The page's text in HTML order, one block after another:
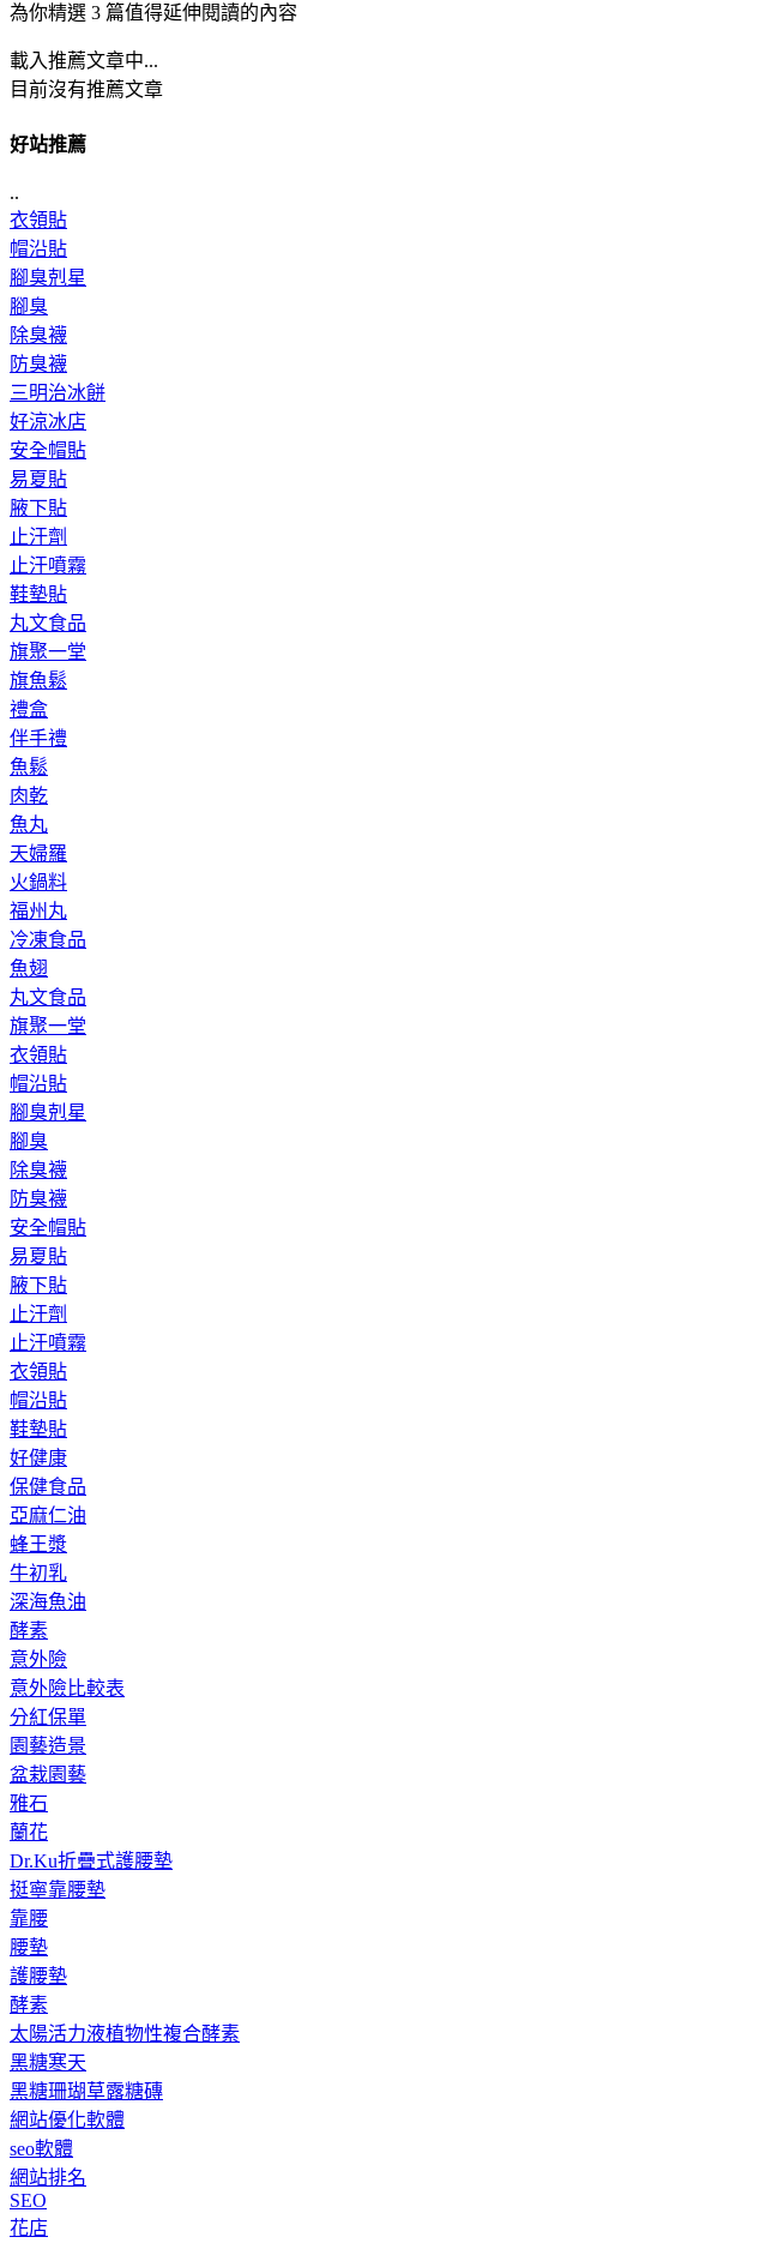
為你精選 3 篇值得延伸閱讀的內容
載入推薦文章中...
目前沒有推薦文章
好站推薦
..
衣領貼
帽沿貼
腳臭剋星
腳臭
除臭襪
防臭襪
三明治冰餅
好涼冰店
安全帽貼
易夏貼
腋下貼
止汗劑
止汗噴霧
鞋墊貼
丸文食品
旗聚一堂
旗魚鬆
禮盒
伴手禮
魚鬆
肉乾
魚丸
天婦羅
火鍋料
福州丸
冷凍食品
魚翅
丸文食品
旗聚一堂
衣領貼
帽沿貼
腳臭剋星
腳臭
除臭襪
防臭襪
安全帽貼
易夏貼
腋下貼
止汗劑
止汗噴霧
衣領貼
帽沿貼
鞋墊貼
好健康
保健食品
亞麻仁油
蜂王漿
牛初乳
深海魚油
酵素
意外險
意外險比較表
分紅保單
園藝造景
盆栽園藝
雅石
蘭花
Dr.Ku折疊式護腰墊
挺寧靠腰墊
靠腰
腰墊
護腰墊
酵素
太陽活力液植物性複合酵素
黑糖寒天
黑糖珊瑚草露糖磚
網站優化軟體
seo軟體
網站排名
SEO
花店